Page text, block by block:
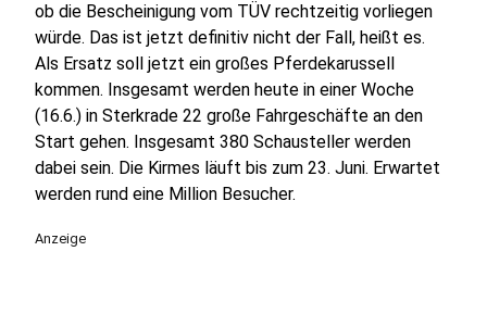
ob die Bescheinigung vom TÜV rechtzeitig vorliegen
würde. Das ist jetzt definitiv nicht der Fall, heißt es.
Als Ersatz soll jetzt ein großes Pferdekarussell
kommen. Insgesamt werden heute in einer Woche
(16.6.) in Sterkrade 22 große Fahrgeschäfte an den
Start gehen. Insgesamt 380 Schausteller werden
dabei sein. Die Kirmes läuft bis zum 23. Juni. Erwartet
werden rund eine Million Besucher.
Anzeige